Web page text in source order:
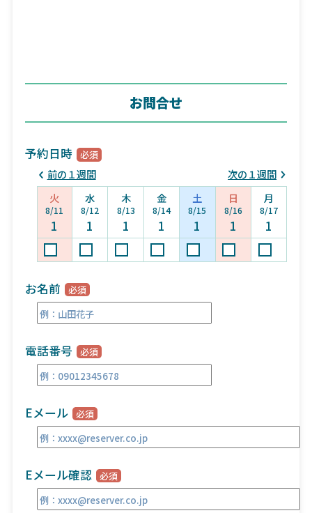
お問合せ
予約日時
前の１週間
次の１週間
火
8/11
1
水
8/12
1
木
8/13
1
金
8/14
1
土
8/15
1
日
8/16
1
月
8/17
1
お名前
電話番号
Eメール
Eメール確認